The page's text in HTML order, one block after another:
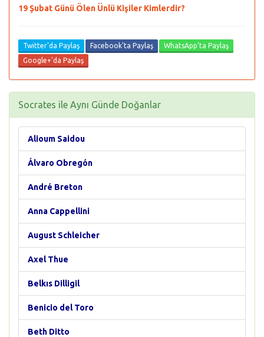
19 Şubat Günü Ölen Ünlü Kişiler Kimlerdir?
Twitter'da Paylaş Facebook'ta Paylaş
WhatsApp'ta Paylaş
Google+'da Paylaş
Socrates ile Aynı Günde Doğanlar
Alioum Saidou
Álvaro Obregón
André Breton
Anna Cappellini
August Schleicher
Axel Thue
Belkıs Dilligil
Benicio del Toro
Beth Ditto